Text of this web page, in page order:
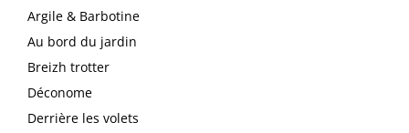
Argile & Barbotine
Au bord du jardin
Breizh trotter
Déconome
Derrière les volets